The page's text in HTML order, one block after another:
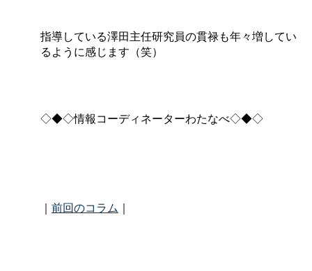
指導している澤田主任研究員の貫禄も年々増してい
るように感じます（笑）
◇◆◇情報コーディネーターわたなべ◇◆◇
｜ 前回のコラム ｜